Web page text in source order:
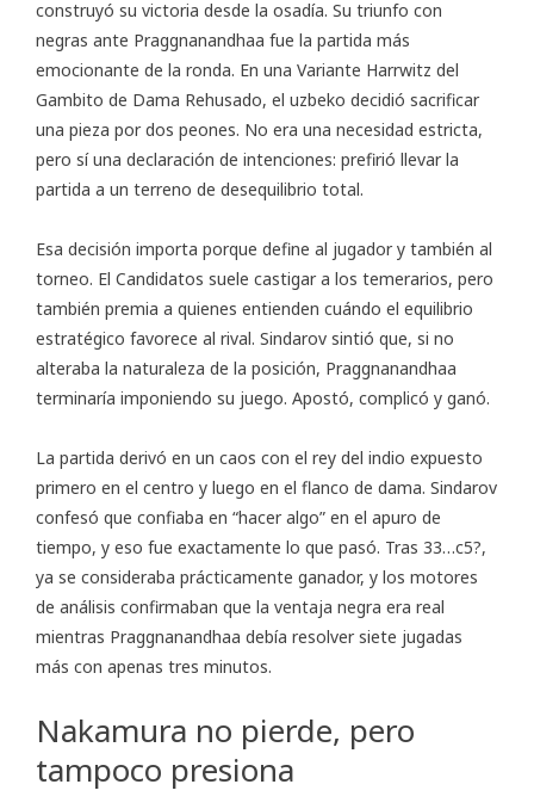
construyó su victoria desde la osadía. Su triunfo con
negras ante Praggnanandhaa fue la partida más
emocionante de la ronda. En una Variante Harrwitz del
Gambito de Dama Rehusado, el uzbeko decidió sacrificar
una pieza por dos peones. No era una necesidad estricta,
pero sí una declaración de intenciones: prefirió llevar la
partida a un terreno de desequilibrio total.
Esa decisión importa porque define al jugador y también al
torneo. El Candidatos suele castigar a los temerarios, pero
también premia a quienes entienden cuándo el equilibrio
estratégico favorece al rival. Sindarov sintió que, si no
alteraba la naturaleza de la posición, Praggnanandhaa
terminaría imponiendo su juego. Apostó, complicó y ganó.
La partida derivó en un caos con el rey del indio expuesto
primero en el centro y luego en el flanco de dama. Sindarov
confesó que confiaba en “hacer algo” en el apuro de
tiempo, y eso fue exactamente lo que pasó. Tras 33…c5?,
ya se consideraba prácticamente ganador, y los motores
de análisis confirmaban que la ventaja negra era real
mientras Praggnanandhaa debía resolver siete jugadas
más con apenas tres minutos.
Nakamura no pierde, pero
tampoco presiona